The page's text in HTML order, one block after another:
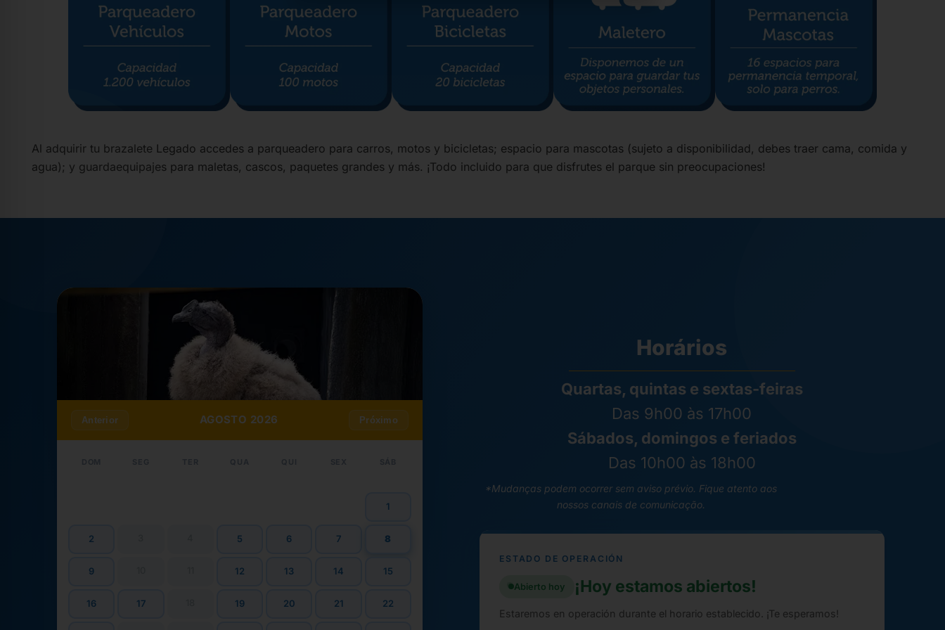
Al adquirir tu brazalete Legado accedes a parqueadero para carros, motos y bicicletas; espacio para mascotas (sujeto a disponibilidad, debes traer cama, comida y
agua); y guardaequipajes para maletas, cascos, paquetes grandes y más. ¡Todo incluido para que disfrutes el parque sin preocupaciones!
Anterior AGOSTO 2026 Próximo
1
2 5 6 7 8
9 12 13 14 15
16 17 19 20 21 22
Horários
Quartas, quintas e sextas-feiras
Das 9h00 às 17h00
Sábados, domingos e feriados
Das 10h00 às 18h00
*Mudanças podem ocorrer sem aviso prévio. Fique atento aos
nossos canais de comunicação.
ESTADO DE OPERACIÓN
Abierto hoy ¡Hoy estamos abiertos!
Estaremos en operación durante el horario establecido. ¡Te esperamos!